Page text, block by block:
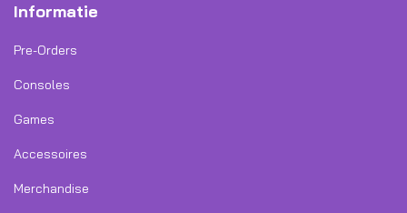
Informatie
Pre-Orders
Consoles
Games
Accessoires
Merchandise